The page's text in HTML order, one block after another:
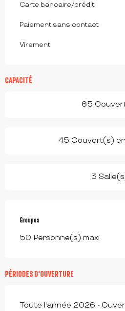
Carte bancaire/crédit
Paiement sans contact
Virement
CAPACITÉ
65
45 Couvert(s)
3
Groupes
Groupes
50 Personne(s) maxi
PÉRIODES D'OUVERTURE
Toute l'année 2026 -